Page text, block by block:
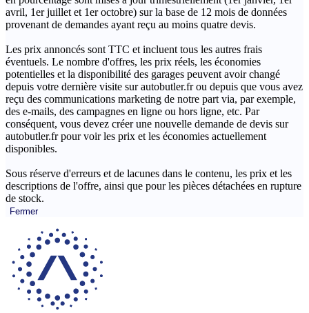
avril, 1er juillet et 1er octobre) sur la base de 12 mois de données
provenant de demandes ayant reçu au moins quatre devis.
Les prix annoncés sont TTC et incluent tous les autres frais
éventuels. Le nombre d'offres, les prix réels, les économies
potentielles et la disponibilité des garages peuvent avoir changé
depuis votre dernière visite sur autobutler.fr ou depuis que vous avez
reçu des communications marketing de notre part via, par exemple,
des e-mails, des campagnes en ligne ou hors ligne, etc. Par
conséquent, vous devez créer une nouvelle demande de devis sur
autobutler.fr pour voir les prix et les économies actuellement
disponibles.
Sous réserve d'erreurs et de lacunes dans le contenu, les prix et les
descriptions de l'offre, ainsi que pour les pièces détachées en rupture
de stock.
Fermer